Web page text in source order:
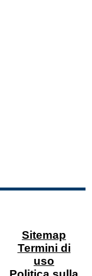
Sitemap
Termini di
uso